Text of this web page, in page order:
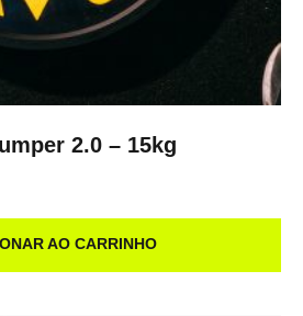
2.0 – 15kg
AO CARRINHO